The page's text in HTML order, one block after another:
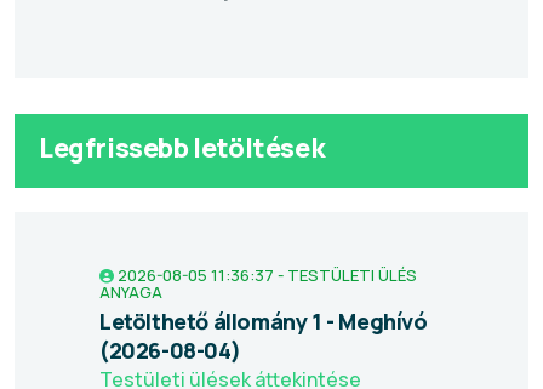
Legfrissebb letöltések
2026-08-05 11:36:37 - TESTÜLETI ÜLÉS
ANYAGA
Letölthető állomány 1 - Meghívó
(2026-08-04)
Testületi ülések áttekintése